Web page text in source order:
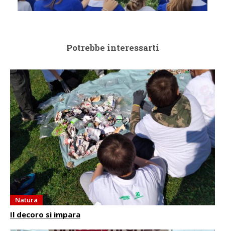
Potrebbe interessarti
Natura
Il decoro si impara